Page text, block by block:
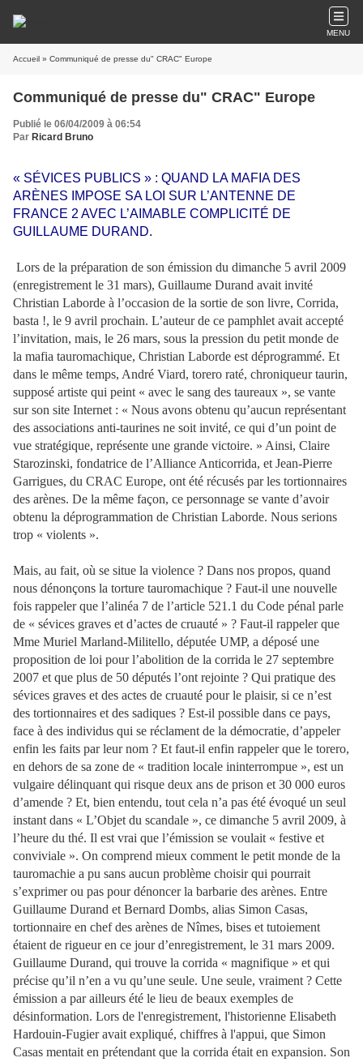
MENU
Accueil » Communiqué de presse du" CRAC" Europe
Communiqué de presse du" CRAC" Europe
Publié le 06/04/2009 à 06:54
Par Ricard Bruno
« SÉVICES PUBLICS » : QUAND LA MAFIA DES
ARÈNES IMPOSE SA LOI SUR L’ANTENNE DE
FRANCE 2 AVEC L’AIMABLE COMPLICITÉ DE
GUILLAUME DURAND.
Lors de la préparation de son émission du dimanche 5 avril 2009
(enregistrement le 31 mars), Guillaume Durand avait invité
Christian Laborde à l’occasion de la sortie de son livre, Corrida,
basta !, le 9 avril prochain. L’auteur de ce pamphlet avait accepté
l’invitation, mais, le 26 mars, sous la pression du petit monde de
la mafia tauromachique, Christian Laborde est déprogrammé. Et
dans le même temps, André Viard, torero raté, chroniqueur taurin,
supposé artiste qui peint « avec le sang des taureaux », se vante
sur son site Internet : « Nous avons obtenu qu’aucun représentant
des associations anti-taurines ne soit invité, ce qui d’un point de
vue stratégique, représente une grande victoire. » Ainsi, Claire
Starozinski, fondatrice de l’Alliance Anticorrida, et Jean-Pierre
Garrigues, du CRAC Europe, ont été récusés par les tortionnaires
des arènes. De la même façon, ce personnage se vante d’avoir
obtenu la déprogrammation de Christian Laborde. Nous serions
trop « violents ».
Mais, au fait, où se situe la violence ? Dans nos propos, quand
nous dénonçons la torture tauromachique ? Faut-il une nouvelle
fois rappeler que l’alinéa 7 de l’article 521.1 du Code pénal parle
de « sévices graves et d’actes de cruauté » ? Faut-il rappeler que
Mme Muriel Marland-Militello, députée UMP, a déposé une
proposition de loi pour l’abolition de la corrida le 27 septembre
2007 et que plus de 50 députés l’ont rejointe ? Qui pratique des
sévices graves et des actes de cruauté pour le plaisir, si ce n’est
des tortionnaires et des sadiques ? Est-il possible dans ce pays,
face à des individus qui se réclament de la démocratie, d’appeler
enfin les faits par leur nom ? Et faut-il enfin rappeler que le torero,
en dehors de sa zone de « tradition locale ininterrompue », est un
vulgaire délinquant qui risque deux ans de prison et 30 000 euros
d’amende ? Et, bien entendu, tout cela n’a pas été évoqué un seul
instant dans « L’Objet du scandale », ce dimanche 5 avril 2009, à
l’heure du thé. Il est vrai que l’émission se voulait « festive et
conviviale ». On comprend mieux comment le petit monde de la
tauromachie a pu sans aucun problème choisir qui pourrait
s’exprimer ou pas pour dénoncer la barbarie des arènes. Entre
Guillaume Durand et Bernard Dombs, alias Simon Casas,
tortionnaire en chef des arènes de Nîmes, bises et tutoiement
étaient de rigueur en ce jour d’enregistrement, le 31 mars 2009.
Guillaume Durand, qui trouve la corrida « magnifique » et qui
précise qu’il n’en a vu qu’une seule. Une seule, vraiment ? Cette
émission a par ailleurs été le lieu de beaux exemples de
désinformation. Lors de l'enregistrement, l'historienne Elisabeth
Hardouin-Fugier avait expliqué, chiffres à l'appui, que Simon
Casas mentait en prétendant que la corrida était en expansion. Son